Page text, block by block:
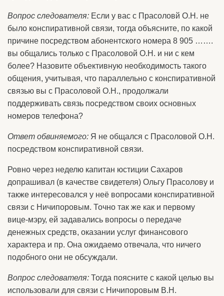
Вопрос следователя: Если у вас с Прасоловй О.Н. не
было конспиративной связи, тогда объясните, по какой
причине посредством абонентского номера 8 905 …….
вы общались только с Прасоловой О.Н. и ни с кем
более? Назовите объективную необходимость такого
общения, учитывая, что параллельно с конспиративной
связью вы с Прасоловой О.Н., продолжали
поддерживать связь посредством своих основных
номеров телефона?
Ответ обвиняемого: Я не общался с Прасоловой О.Н.
посредством конспиративной связи.
Ровно через неделю капитан юстиции Сахаров
допрашивал (в качестве свидетеля) Ольгу Прасолову и
также интересовался у неё вопросами конспиративной
связи с Ничипоровым. Точно так же как и первому
вице-мэру, ей задавались вопросы о передаче
денежных средств, оказании услуг финансового
характера и пр. Она ожидаемо отвечала, что ничего
подобного они не обсуждали.
Вопрос следователя: Тогда поясните с какой целью вы
использовали для связи с Ничипоровым В.Н.